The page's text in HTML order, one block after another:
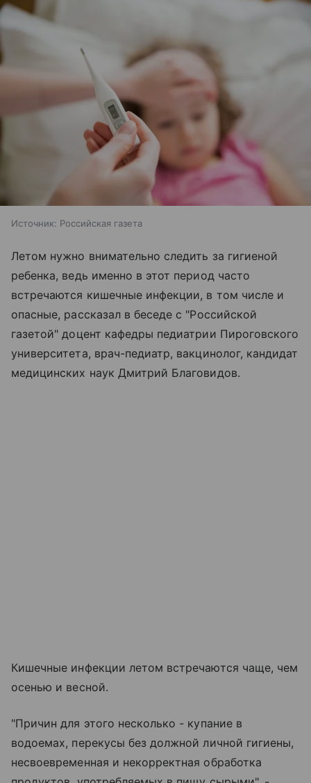
Источник: Российская газета
Летом нужно внимательно следить за гигиеной
ребенка, ведь именно в этот период часто
встречаются кишечные инфекции, в том числе и
опасные, рассказал в беседе с "Российской
газетой" доцент кафедры педиатрии Пироговского
университета, врач-педиатр, вакцинолог, кандидат
медицинских наук Дмитрий Благовидов.
Кишечные инфекции летом встречаются чаще, чем
осенью и весной.
"Причин для этого несколько - купание в
водоемах, перекусы без должной личной гигиены,
несвоевременная и некорректная обработка